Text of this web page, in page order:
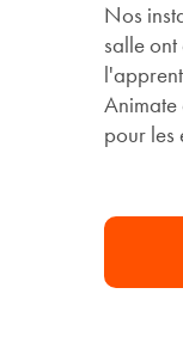
Nos
salle
Animate
pour les